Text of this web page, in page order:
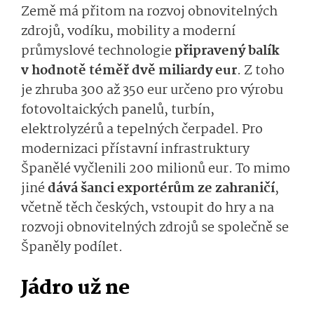
Země má přitom na rozvoj obnovitelných
zdrojů, vodíku, mobility a moderní
průmyslové technologiepřipravený balík
v hodnotě téměř dvě miliardy eur. Z toho
je zhruba 300 až 350 eur určeno pro výrobu
fotovoltaických panelů, turbín,
elektrolyzérů a tepelných čerpadel. Pro
modernizaci přístavní infrastruktury
Španělé vyčlenili 200 milionů eur. To mimo
jinédává šanci exportérům ze zahraničí,
včetně těch českých, vstoupit do hry a na
rozvoji obnovitelných zdrojů se společně se
Španěly podílet.
Jádro už ne